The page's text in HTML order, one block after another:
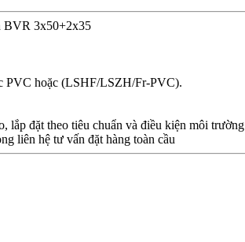
BVR 3x50+2x35
PVC hoặc (LSHF/LSZH/Fr-PVC).
lắp đặt theo tiêu chuẩn và điều kiện môi trường
liên hệ tư vấn đặt hàng toàn cầu